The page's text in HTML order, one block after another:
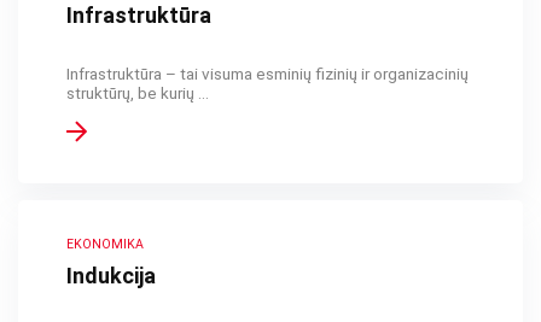
Infrastruktūra
Infrastruktūra – tai visuma esminių fizinių ir organizacinių
struktūrų, be kurių ...
EKONOMIKA
Indukcija